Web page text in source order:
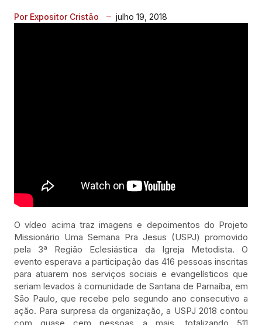
Por Expositor Cristão julho 19, 2018
O vídeo acima traz imagens e depoimentos do Projeto
Missionário Uma Semana Pra Jesus (USPJ) promovido
pela 3ª Região Eclesiástica da Igreja Metodista. O
evento esperava a participação das 416 pessoas inscritas
para atuarem nos serviços sociais e evangelísticos que
seriam levados à comunidade de Santana de Parnaíba, em
São Paulo, que recebe pelo segundo ano consecutivo a
ação. Para surpresa da organização, a USPJ 2018 contou
com quase cem pessoas a mais, totalizando 511